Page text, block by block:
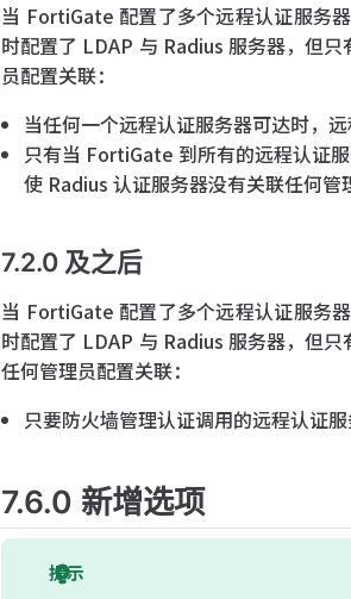
当 FortiGate 配置了多个远程认证服务
时配置了 LDAP 与 Radius 服务器，但
员配置关联：
当任何一个远程认证服务器可达时，
只有当 FortiGate 到所有的远程认证
使 Radius 认证服务器没有关联任何管
7.2.0 及之后
当 FortiGate 配置了多个远程认证服务
时配置了 LDAP 与 Radius 服务器，但
任何管理员配置关联：
只要防火墙管理认证调用的远程认证
7.6.0 新增选项
提示